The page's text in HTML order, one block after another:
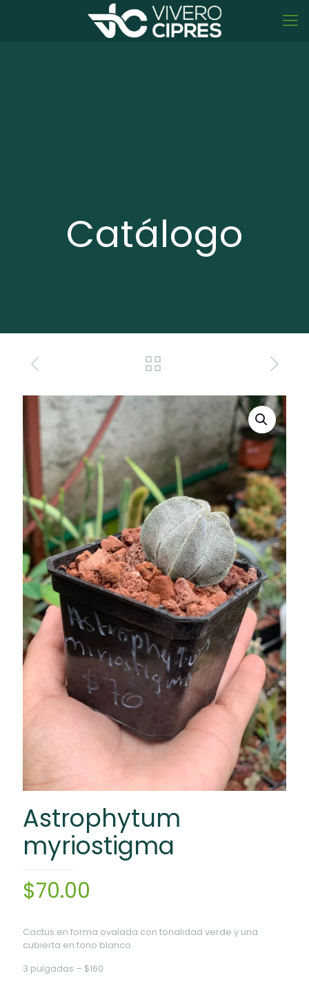
Catálogo
Astrophytum
myriostigma
$70.00
Cactus en forma ovalada con tonalidad verde y una
cubierta en tono blanco.
3 pulgadas – $160